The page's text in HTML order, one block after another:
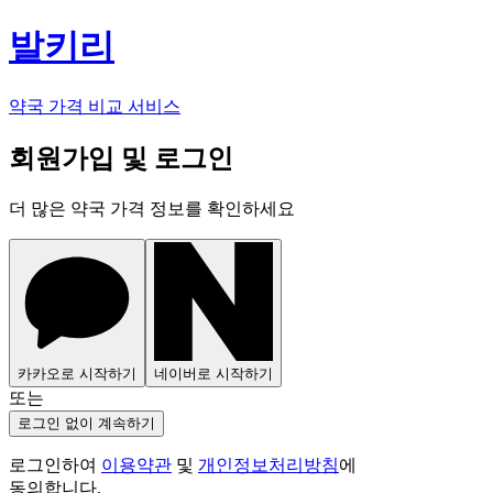
발키리
약국 가격 비교 서비스
회원가입 및 로그인
더 많은 약국 가격 정보를 확인하세요
카카오로 시작하기 네이버로 시작하기
또는
로그인 없이 계속하기
로그인하여 이용약관 및 개인정보처리방침에
동의합니다.